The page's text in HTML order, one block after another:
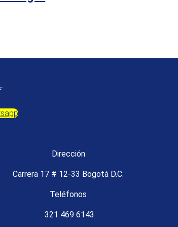
Dirección
Carrera 17 # 12-33 Bogotá D.C.
Teléfonos
321 469 6143